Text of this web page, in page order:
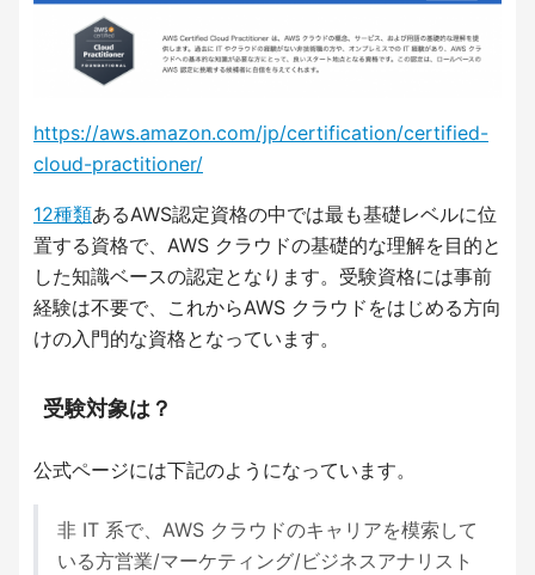
https://aws.amazon.com/jp/certification/certified-
cloud-practitioner/
12種類あるAWS認定資格の中では最も基礎レベルに位
置する資格で、AWS クラウドの基礎的な理解を目的と
した知識ベースの認定となります。受験資格には事前
経験は不要で、これからAWS クラウドをはじめる方向
けの入門的な資格となっています。
受験対象は？
公式ページには下記のようになっています。
非 IT 系で、AWS クラウドのキャリアを模索して
いる方営業/マーケティング/ビジネスアナリスト